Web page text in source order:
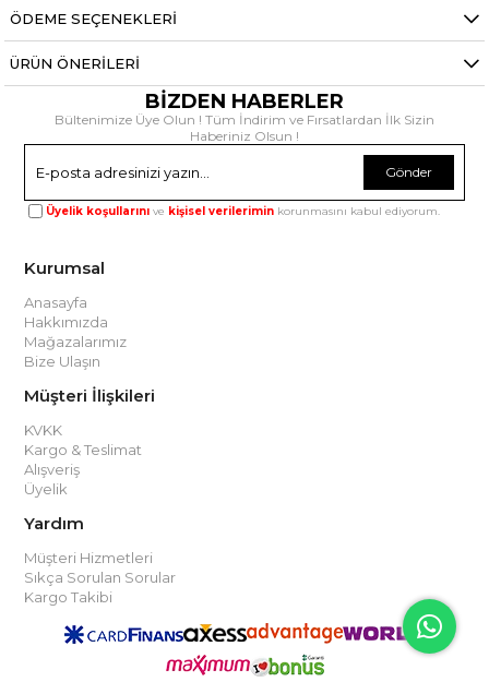
ÖDEME SEÇENEKLERI
ÜRÜN ÖNERILERI
BİZDEN HABERLER
Bültenimize Üye Olun ! Tüm İndirim ve Fırsatlardan İlk Sizin
Haberiniz Olsun !
Gönder
Üyelik koşullarını ve kişisel verilerimin korunmasını kabul ediyorum.
Kurumsal
Anasayfa
Hakkımızda
Mağazalarımız
Bize Ulaşın
Müşteri İlişkileri
KVKK
Kargo & Teslimat
Alışveriş
Üyelik
Yardım
Müşteri Hizmetleri
Sıkça Sorulan Sorular
Kargo Takibi